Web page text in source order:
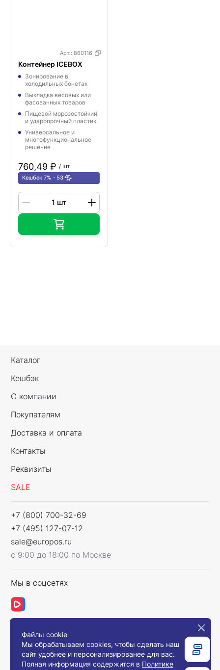
Арт.: 860116
Контейнер ICEBOX
Зонирование в
холодильных бонетах
Выкладка весовых или
фасованных товаров
Пищевой морозостойкий
и ударопрочный пластик
Универсальное и
многофункциональное
решение
760,49 ₽ / шт.
Кешбек 7% 53
Каталог
Кешбэк
О компании
Покупателям
Доставка и оплата
Контакты
Реквизиты
SALE
+7 (800) 700-32-69
+7 (495) 127-07-12
sale@europos.ru
с 9:00 до 18:00 по Москве
Мы в соцсетях
Связаться с нами
Файлы cookie
Мы обрабатываем cookies, чтобы сделать наш
сайт удобнее и персонализированее для вас.
Полная информация содержится в Политике